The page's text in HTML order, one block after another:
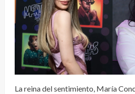
La reina del sentimiento, María